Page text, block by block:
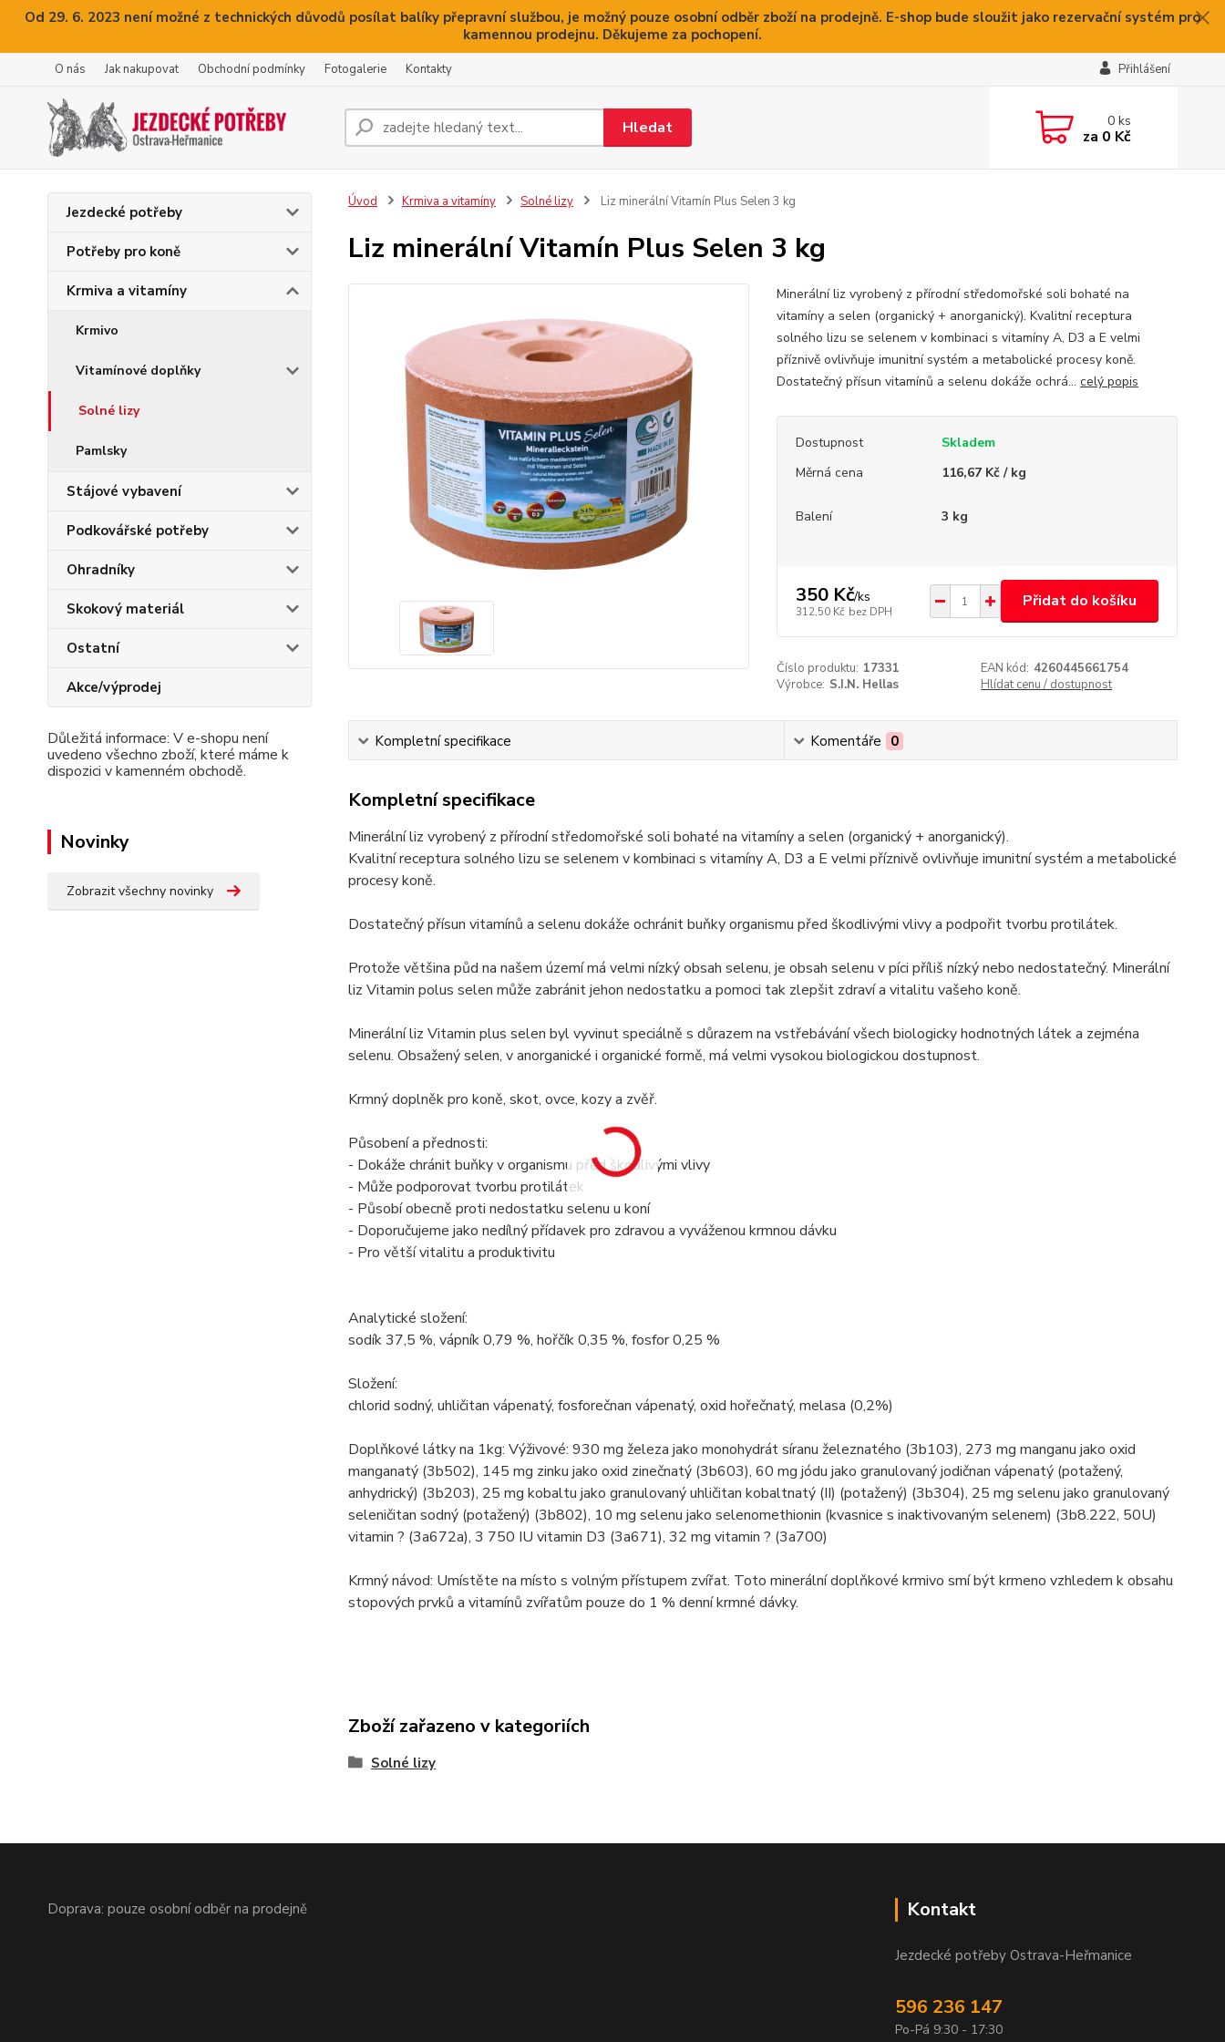
Od 29. 6. 2023 není možné z technických důvodů posílat balíky přepravní službou, je možný pouze osobní odběr zboží na prodejně. E-shop bude sloužit jako rezervační systém pro
kamennou prodejnu. Děkujeme za pochopení.
O nás Jak nakupovat Obchodní podmínky Fotogalerie Kontakty Přihlášení
Hledat 0ks
za 0 Kč
Jezdecké potřeby
Potřeby pro koně
Krmiva a vitamíny
Krmivo
Vitamínové doplňky
Solné lizy
Pamlsky
Stájové vybavení
Podkovářské potřeby
Ohradníky
Skokový materiál
Ostatní
Akce/výprodej
Důležitá informace: V e-shopu není
uvedeno všechno zboží, které máme k
dispozici v kamenném obchodě.
Novinky
Zobrazit všechny novinky
Úvod Krmiva a vitamíny Solné lizy Liz minerální Vitamín Plus Selen 3 kg
Liz minerální Vitamín Plus Selen 3 kg
Minerální liz vyrobený z přírodní středomořské soli bohaté na
vitamíny a selen (organický + anorganický). Kvalitní receptura
solného lizu se selenem v kombinaci s vitamíny A, D3 a E velmi
příznivě ovlivňuje imunitní systém a metabolické procesy koně.
Dostatečný přísun vitamínů a selenu dokáže ochrá... celý popis
Dostupnost
Skladem
Měrná cena
116,67 Kč / kg
Balení 3 kg
350 Kč/ks
312,50 Kč bez DPH
Přidat do košíku
Číslo produktu: 17331 EAN kód: 4260445661754
Výrobce: S.I.N. Hellas Hlídat cenu / dostupnost
Kompletní specifikace Komentáře 0
Kompletní specifikace
Minerální liz vyrobený z přírodní středomořské soli bohaté na vitamíny a selen (organický + anorganický).
Kvalitní receptura solného lizu se selenem v kombinaci s vitamíny A, D3 a E velmi příznivě ovlivňuje imunitní systém a metabolické
procesy koně.
Dostatečný přísun vitamínů a selenu dokáže ochránit buňky organismu před škodlivými vlivy a podpořit tvorbu protilátek.
Protože většina půd na našem území má velmi nízký obsah selenu, je obsah selenu v píci příliš nízký nebo nedostatečný. Minerální
liz Vitamin polus selen může zabránit jehon nedostatku a pomoci tak zlepšit zdraví a vitalitu vašeho koně.
Minerální liz Vitamin plus selen byl vyvinut speciálně s důrazem na vstřebávání všech biologicky hodnotných látek a zejména
selenu. Obsažený selen, v anorganické i organické formě, má velmi vysokou biologickou dostupnost.
Krmný doplněk pro koně, skot, ovce, kozy a zvěř.
Působení a přednosti:
- Dokáže chránit buňky v organismu před škodlivými vlivy
- Může podporovat tvorbu protilátek
- Působí obecně proti nedostatku selenu u koní
- Doporučujeme jako nedílný přídavek pro zdravou a vyváženou krmnou dávku
- Pro větší vitalitu a produktivitu
Analytické složení:
sodík 37,5 %, vápník 0,79 %, hořčík 0,35 %, fosfor 0,25 %
Složení:
chlorid sodný, uhličitan vápenatý, fosforečnan vápenatý, oxid hořečnatý, melasa (0,2%)
Doplňkové látky na 1kg: Výživové: 930 mg železa jako monohydrát síranu železnatého (3b103), 273 mg manganu jako oxid
manganatý (3b502), 145 mg zinku jako oxid zinečnatý (3b603), 60 mg jódu jako granulovaný jodičnan vápenatý (potažený,
anhydrický) (3b203), 25 mg kobaltu jako granulovaný uhličitan kobaltnatý (II) (potažený) (3b304), 25 mg selenu jako granulovaný
seleničitan sodný (potažený) (3b802), 10 mg selenu jako selenomethionin (kvasnice s inaktivovaným selenem) (3b8.222, 50U)
vitamin ? (3a672a), 3 750 IU vitamin D3 (3a671), 32 mg vitamin ? (3a700)
Krmný návod: Umístěte na místo s volným přístupem zvířat. Toto minerální doplňkové krmivo smí být krmeno vzhledem k obsahu
stopových prvků a vitamínů zvířatům pouze do 1 % denní krmné dávky.
Zboží zařazeno v kategoriích
Solné lizy
Doprava: pouze osobní odběr na prodejně Kontakt
Jezdecké potřeby Ostrava-Heřmanice
596 236 147
Po-Pá 9:30 - 17:30